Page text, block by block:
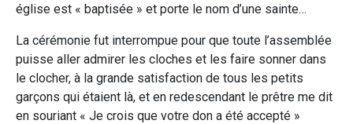
église est « baptisée » et porte le nom d’une sainte…
La cérémonie fut interrompue pour que toute l’assemblée
puisse aller admirer les cloches et les faire sonner dans
le clocher, à la grande satisfaction de tous les petits
garçons qui étaient là, et en redescendant le prêtre me dit
en souriant « Je crois que votre don a été accepté »